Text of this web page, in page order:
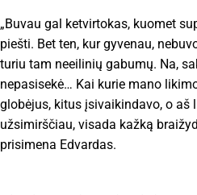
„Buvau gal ketvirtokas, kuomet
piešti. Bet ten, kur gyvenau,
turiu tam neeilinių gabumų. Na,
nepasisekė… Kai kurie mano
globėjus, kitus įsivaikindavo, o aš
užsimirščiau, visada kažką
prisimena Edvardas.